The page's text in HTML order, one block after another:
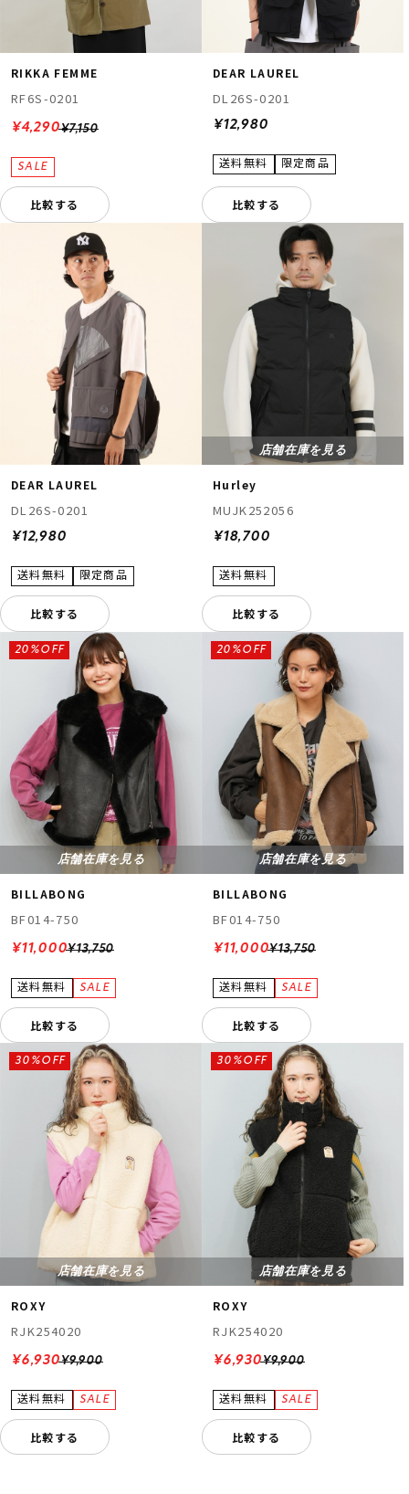
RIKKA FEMME
RF6S-0201
¥7,150
¥4,290
比較する
DEAR LAUREL
DL26S-0201
¥12,980
比較する
DEAR LAUREL
DL26S-0201
¥12,980
比較する
店舗在庫を見る
Hurley
MUJK252056
¥18,700
比較する
店舗在庫を見る
BILLABONG
BF014-750
¥13,750
20%OFF
¥11,000
比較する
店舗在庫を見る
BILLABONG
BF014-750
¥13,750
20%OFF
¥11,000
比較する
店舗在庫を見る
ROXY
RJK254020
¥9,900
30%OFF
¥6,930
比較する
店舗在庫を見る
ROXY
RJK254020
¥9,900
30%OFF
¥6,930
比較する